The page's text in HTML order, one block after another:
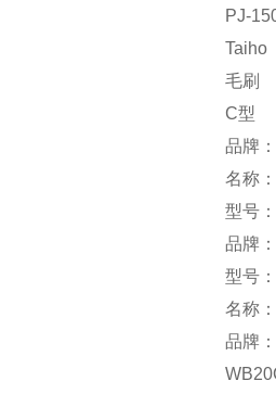
PJ-
Taiho
毛刷
C型
品牌
名称
型号
品牌
型号
名称
品牌